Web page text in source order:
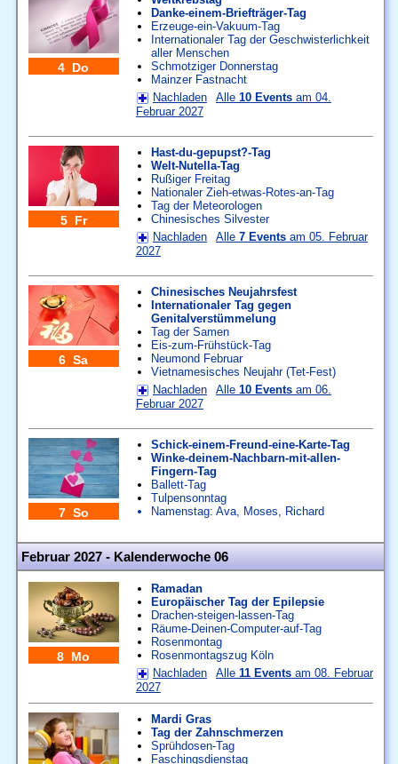
4 Do
Danke-einem-Briefträger-Tag
Erzeuge-ein-Vakuum-Tag
Internationaler Tag der Geschwisterlichkeit
aller Menschen
Schmotziger Donnerstag
Mainzer Fastnacht
Nachladen
Alle 10 Eventsam 04.
Februar 2027
5 Fr
Hast-du-gepupst?-Tag
Welt-Nutella-Tag
Rußiger Freitag
Nationaler Zieh-etwas-Rotes-an-Tag
Tag der Meteorologen
Chinesisches Silvester
Nachladen
Alle 7 Eventsam 05. Februar
2027
6 Sa
Chinesisches Neujahrsfest
Internationaler Tag gegen
Genitalverstümmelung
Tag der Samen
Eis-zum-Frühstück-Tag
Neumond Februar
Vietnamesisches Neujahr (Tet-Fest)
Nachladen
Alle 10 Eventsam 06.
Februar 2027
7 So
Schick-einem-Freund-eine-Karte-Tag
Winke-deinem-Nachbarn-mit-allen-
Fingern-Tag
Ballett-Tag
Tulpensonntag
Namenstag: Ava, Moses Richard
Februar 2027 - Kalenderwoche 06
8 Mo
Ramadan
Europäischer Tag der Epilepsie
Drachen-steigen-lassen-Tag
Räume-Deinen-Computer-auf-Tag
Rosenmontag
Rosenmontagszug Köln
Nachladen
Alle 11 Eventsam 08. Februar
2027
Mardi Gras
Tag der Zahnschmerzen
Sprühdosen-Tag
Faschingsdienstag